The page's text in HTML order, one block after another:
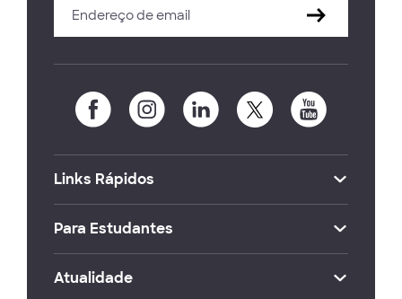
Links Rápidos
Para Estudantes
Atualidade